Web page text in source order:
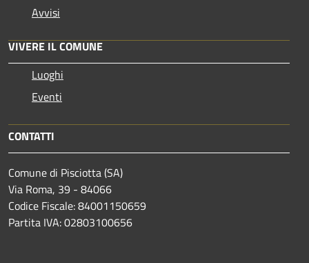
Avvisi
VIVERE IL COMUNE
Luoghi
Eventi
CONTATTI
Comune di Pisciotta (SA)
Via Roma, 39 - 84066
Codice Fiscale: 84001150659
Partita IVA: 02803100656